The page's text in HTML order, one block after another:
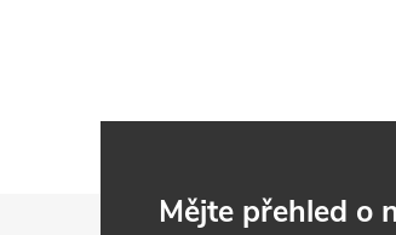
i
Mějte přehled o